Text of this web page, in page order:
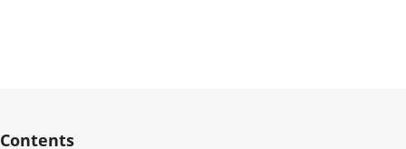
Contents